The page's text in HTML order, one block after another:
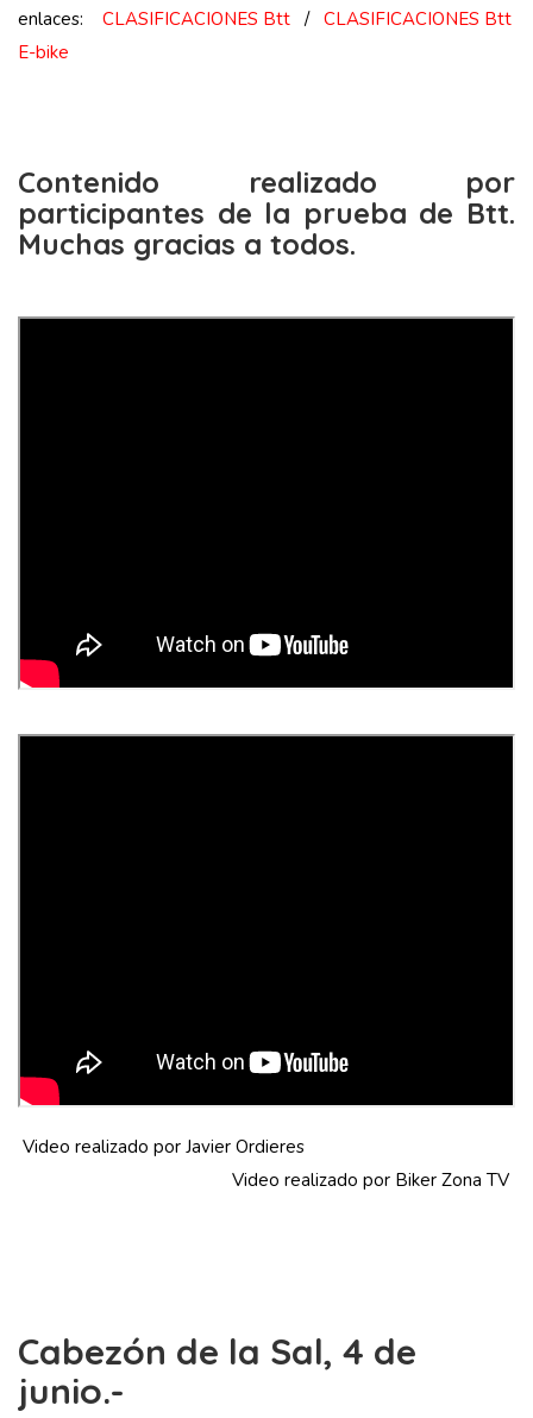
enlaces: CLASIFICACIONES Btt / CLASIFICACIONES Btt
E-bike
Contenido realizado por
participantes de la prueba de Btt.
Muchas gracias a todos.
Video realizado por Javier Ordieres
Video realizado por Biker Zona TV
Cabezón de la Sal, 4 de
junio.-